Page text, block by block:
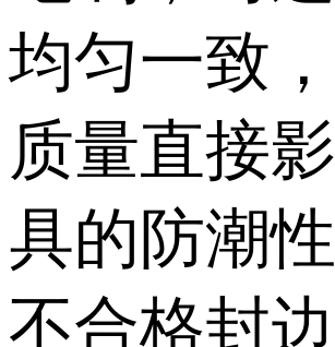
均匀一致
质量直接
具的防潮性
不合格封